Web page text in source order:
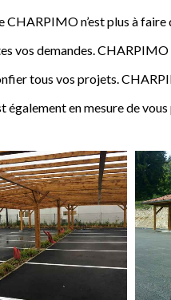
CHARPIMO n’est plus à
vos demandes.
tous vos projets.
en mesure de